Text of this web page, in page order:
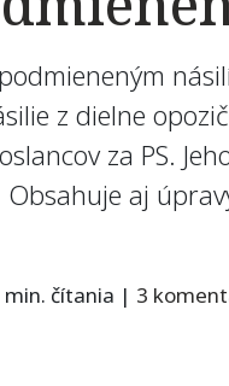
z dielne
za PS.
aj
min. čítania | 3